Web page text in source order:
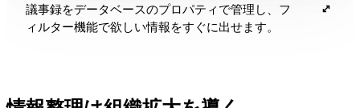
議事録をデータベースのプロパティで管理し、フ
ィルター機能で欲しい情報をすぐに出せます。